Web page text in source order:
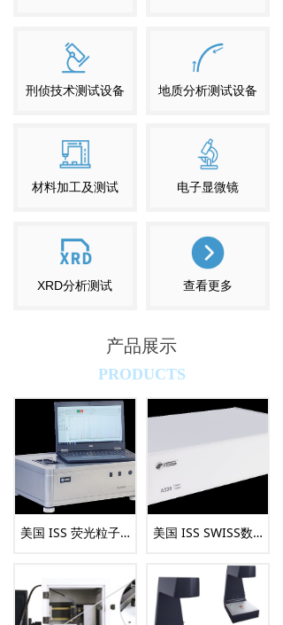
美国 ISS 荧光粒子计数器Quanta 美国 ISS SWISS数字TCSPC
产品展示
PRODUCTS
刑侦技术测试设备 地质分析测试设备
材料加工及测试
XRD分析测试
电子显微镜
查看更多